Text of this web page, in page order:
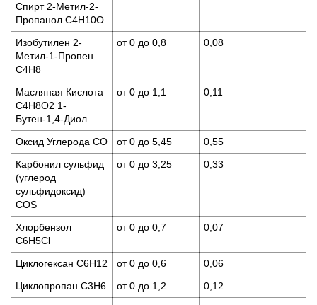
Спирт 2-Метил-2-
Пропанол C4H10O
Изобутилен 2-
Метил-1-Пропен
C4H8
от 0 до 0,8 0,08
Масляная Кислота
С4Н8О2 1-
Бутен-1,4-Диол
от 0 до 1,1 0,11
Оксид Углерода CO от 0 до 5,45
0,55
Карбонил сульфид
(углерод
сульфидоксид)
COS
от 0 до 3,25 0,33
Хлорбензол
C6H5Cl
от 0 до 0,7 0,07
Циклогексан C6H12 от 0 до 0,6
0,06
Циклопропан C3H6
от 0 до 1,2
0,12